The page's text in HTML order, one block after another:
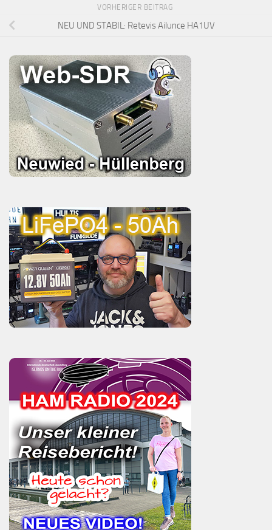
VORHERIGER BEITRAG
NEU UND STABIL: Retevis Ailunce HA1UV